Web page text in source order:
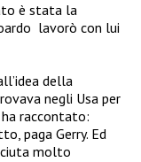
è stata la
lavorò con lui
della
negli Usa per
ha raccontato:
paga Gerry. Ed
molto